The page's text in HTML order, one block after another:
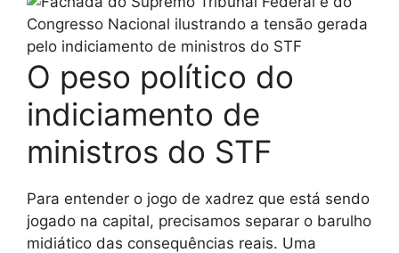
O peso político do
indiciamento de
ministros do STF
Para entender o jogo de xadrez que está sendo
jogado na capital, precisamos separar o barulho
midiático das consequências reais. Uma